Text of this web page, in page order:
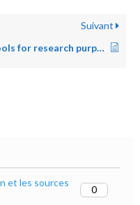
et les sources
0
Suivant
221 – Use relevant monitoring tools for research purposes